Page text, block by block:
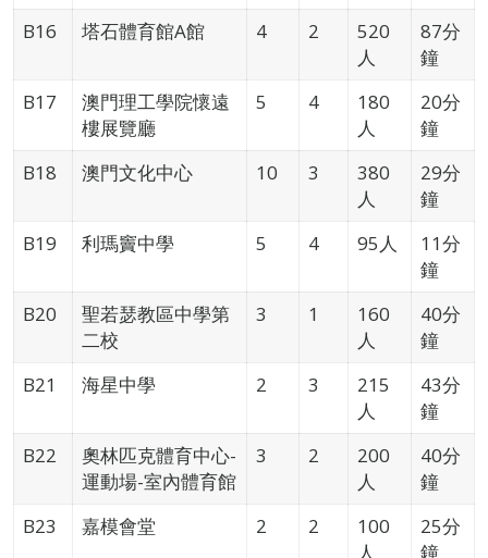
B16
塔石體育館A館 4 2
520
人
87分
鐘
B17
澳門理工學院懷遠
樓展覽廳
5 4
180
人
20分
鐘
B18
澳門文化中心 10 3
380
人
29分
鐘
B19
利瑪竇中學 5 4 95人
11分
鐘
B20
聖若瑟教區中學第
二校
3 1
160
人
40分
鐘
B21
海星中學 2 3
215
人
43分
鐘
B22
奧林匹克體育中心-
運動場-室內體育館
3 2
200
人
40分
鐘
B23
嘉模會堂 2 2
100
人
25分
鐘